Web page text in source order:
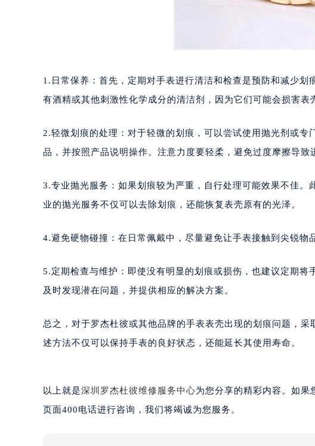
乌鲁木齐市天山区红山路26号时代广场（
哈尔滨市道里区友谊西路600号富力中心T2座写
佛山市禅城区季华五路57号万科金融中心C座12
东莞市东城街道鸿福东路1号民盈国贸中心T1写
南通市崇川区工农路57号圆融广场写字楼16层
泉州市丰泽区宝洲路729号浦西万达中心写字楼
烟台市芝罘区胜利路139号万达金融中心A座
贵阳市南明区都司高架桥路33号亨特国际金融中
昆明市盘龙区北京路928号同德昆明广场写字楼
西安市碑林区南关正街88号华侨城长安国际中
海口市龙华区金贸东路5号海口华润大厦B座17
内蒙古自治区呼和浩特市玉泉区大学西街70号
甘肃省兰州市七里河区西津西路16号兰州中心写
1.日常保养：首先，定期对手表进行清洁和检查是预防和减少
有酒精或其他刺激性化学成分的清洁剂，因为它们可能会损害表
2.轻微划痕的处理：对于轻微的划痕，可以尝试使用抛光剂或
品，并按照产品说明操作。注意力度要轻柔，避免过度摩擦导致
3.专业抛光服务：如果划痕较为严重，自行处理可能效果不佳
业的抛光服务不仅可以去除划痕，还能恢复表壳原有的光泽。
4.避免硬物碰撞：在日常佩戴中，尽量避免让手表接触到尖锐物
5.定期检查与维护：即使没有明显的划痕或损伤，也建议定期
及时发现潜在问题，并提供相应的解决方案。
总之，对于罗杰杜彼或其他品牌的手表表壳出现的划痕问题，
述方法不仅可以保持手表的良好状态，还能延长其使用寿命。
以上就是深圳罗杰杜彼维修服务中心为您分享的精彩内容。如果
页面400电话进行咨询，我们将竭诚为您服务。